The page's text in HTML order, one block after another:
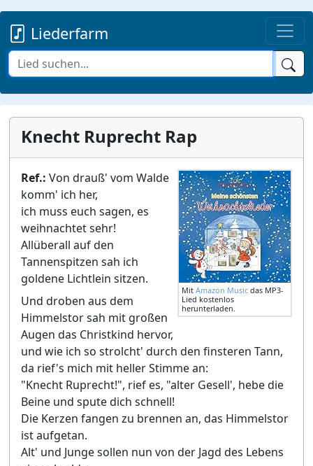
Liederfarm
Knecht Ruprecht Rap
Mit Amazon Music das MP3-
Lied kostenlos
herunterladen.
Ref.: Von drauß' vom Walde
komm' ich her,
ich muss euch sagen, es
weihnachtet sehr!
Allüberall auf den
Tannenspitzen sah ich
goldene Lichtlein sitzen.
Und droben aus dem
Himmelstor sah mit großen
Augen das Christkind hervor,
und wie ich so strolcht' durch den finsteren Tann,
da rief's mich mit heller Stimme an:
"Knecht Ruprecht!", rief es, "alter Gesell', hebe die
Beine und spute dich schnell!
Die Kerzen fangen zu brennen an, das Himmelstor
ist aufgetan.
Alt' und Junge sollen nun von der Jagd des Lebens